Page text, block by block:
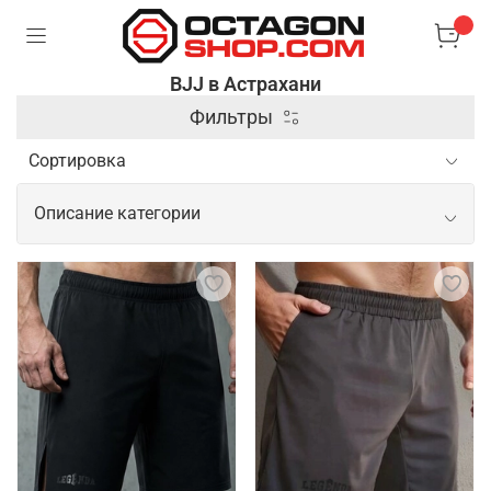
BJJ в Астрахани
Фильтры
Описание категории
Профессиональные товары для BJJ
Для занятий бразильским джиу-джитсу важна
специализированная экипировка, которая
обеспечивает комфорт и безопасность во время
тренировок и соревнований. Основным элементом
является кимоно, выполненное из прочного
материала, способного выдерживать интенсивные
захваты и рывки. Также популярны рашгарды и